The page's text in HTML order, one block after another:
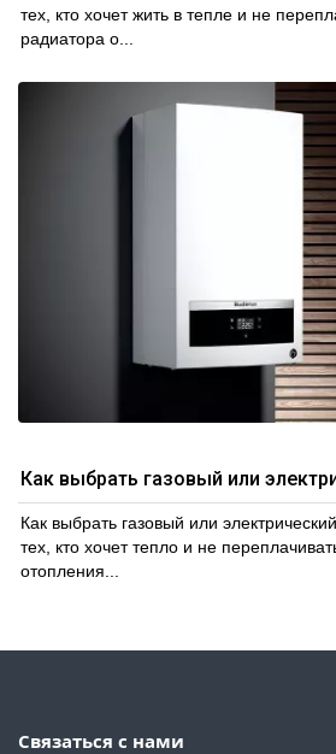
тех, кто хочет жить в тепле и не
радиатора о...
Как выбрать газовый или
Как выбрать газовый или
тех, кто хочет тепло и не
отопления...
Связаться с нами